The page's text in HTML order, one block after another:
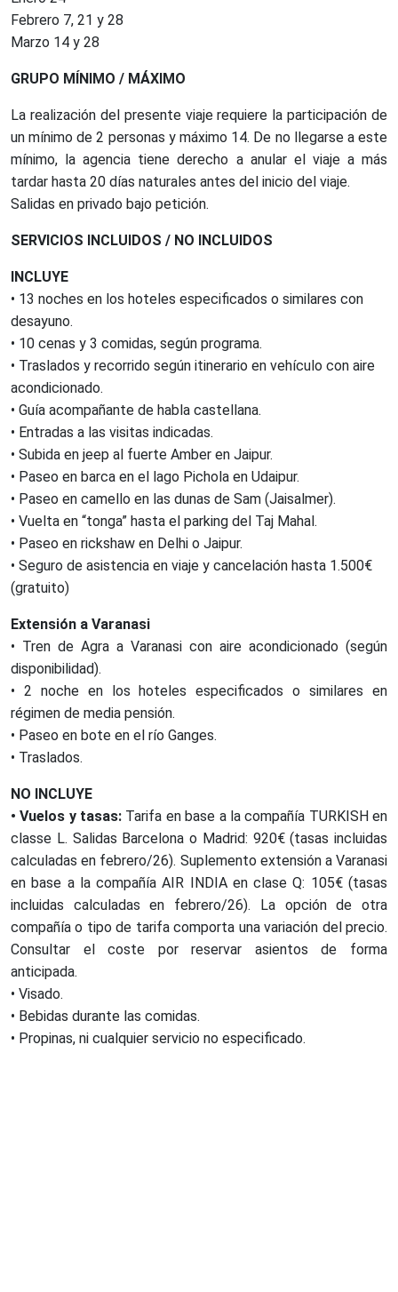
Febrero 7, 21 y 28
Marzo 14 y 28
GRUPO MÍNIMO / MÁXIMO
La realización del presente viaje requiere la participación de
un mínimo de 2 personas y máximo 14. De no llegarse a este
mínimo, la agencia tiene derecho a anular el viaje a más
tardar hasta 20 días naturales antes del inicio del viaje.
Salidas en privado bajo petición.
SERVICIOS INCLUIDOS / NO INCLUIDOS
INCLUYE
• 13 noches en los hoteles especificados o similares con
desayuno.
• 10 cenas y 3 comidas, según programa.
• Traslados y recorrido según itinerario en vehículo con aire
acondicionado.
• Guía acompañante de habla castellana.
• Entradas a las visitas indicadas.
• Subida en jeep al fuerte Amber en Jaipur.
• Paseo en barca en el lago Pichola en Udaipur.
• Paseo en camello en las dunas de Sam (Jaisalmer).
• Vuelta en “tonga” hasta el parking del Taj Mahal.
• Paseo en rickshaw en Delhi o Jaipur.
• Seguro de asistencia en viaje y cancelación hasta 1.500€
(gratuito)
Extensión a Varanasi
• Tren de Agra a Varanasi con aire acondicionado (según
disponibilidad).
• 2 noche en los hoteles especificados o similares en
régimen de media pensión.
• Paseo en bote en el río Ganges.
• Traslados.
NO INCLUYE
• Vuelos y tasas: Tarifa en base a la compañía TURKISH en
classe L. Salidas Barcelona o Madrid: 920€ (tasas incluidas
calculadas en febrero/26). Suplemento extensión a Varanasi
en base a la compañía AIR INDIA en clase Q: 105€ (tasas
incluidas calculadas en febrero/26). La opción de otra
compañía o tipo de tarifa comporta una variación del precio.
Consultar el coste por reservar asientos de forma
anticipada.
• Visado.
• Bebidas durante las comidas.
• Propinas, ni cualquier servicio no especificado.